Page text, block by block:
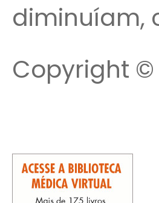
diminuíam,
Copyright ©